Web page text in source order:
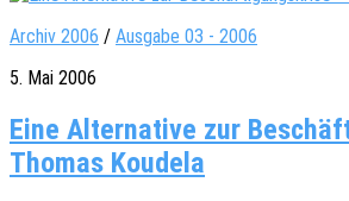
Archiv 2006 / Ausgabe 03 - 2006
5. Mai 2006
Eine Alternative zur
Thomas Koudela